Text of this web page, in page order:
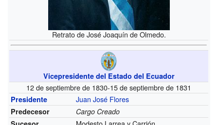
Retrato de José Joaquín de Olmedo.
Vicepresidente del Estado del Ecuador
12 de septiembre de 1830-15 de septiembre de 1831
Presidente Juan José Flores
Predecesor
Cargo Creado